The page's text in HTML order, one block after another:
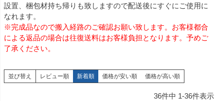
設置、梱包材持ち帰りも致しますので配送後にすぐにご使用に
なれます。
※完成品なので搬入経路のご確認お願い致します。お客様都合
による返品の場合は往復送料はお客様負担となります。予めご
了承ください。
並び替え レビュー順 新着順 価格が安い順 価格が高い順
36件中 1-36件表示